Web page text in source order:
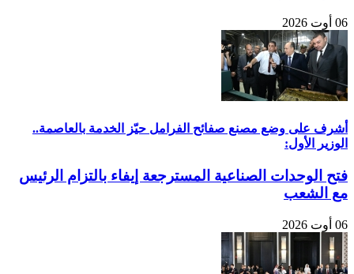
06 أوت 2026
أشرف على وضع مصنع صفائح الفرامل حيّز الخدمة بالعاصمة..
الوزير الأول:
فتح الوحدات الصناعية المسترجعة إيفاء بالتزام الرئيس
مع الشعب
06 أوت 2026